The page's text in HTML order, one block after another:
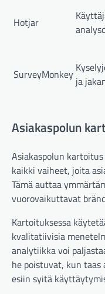
Hotjar
SurveyMonkey ja
Asiakaspolun
Asiakaspolun
kaikki vaiheet, joita
Tämä auttaa
vuorovaikuttavat
Kartoituksessa
kvalitatiivisia
analytiikka voi
he poistuvat, kun
esiin syitä